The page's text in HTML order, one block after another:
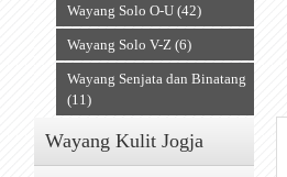
Wayang Solo O-U (42)
Wayang Solo V-Z (6)
Wayang Senjata dan Binatang
(11)
Wayang Kulit Jogja